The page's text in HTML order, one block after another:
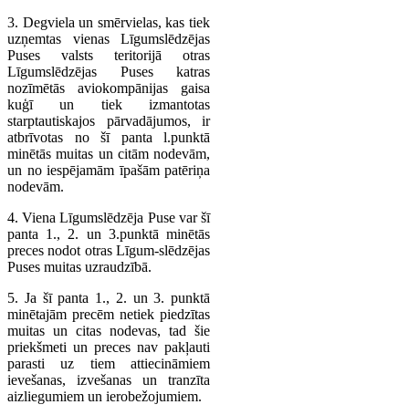
3. Degviela un smērvielas, kas tiek
uzņemtas vienas Līgumslēdzējas
Puses valsts teritorijā otras
Līgumslēdzējas Puses katras
nozīmētās aviokompānijas gaisa
kuģī un tiek izmantotas
starptautiskajos pārvadājumos, ir
atbrīvotas no šī panta l.punktā
minētās muitas un citām nodevām,
un no iespējamām īpašām patēriņa
nodevām.
4. Viena Līgumslēdzēja Puse var šī
panta 1., 2. un 3.punktā minētās
preces nodot otras Līgum-slēdzējas
Puses muitas uzraudzībā.
5. Ja šī panta 1., 2. un 3. punktā
minētajām precēm netiek piedzītas
muitas un citas nodevas, tad šie
priekšmeti un preces nav pakļauti
parasti uz tiem attiecināmiem
ievešanas, izvešanas un tranzīta
aizliegumiem un ierobežojumiem.